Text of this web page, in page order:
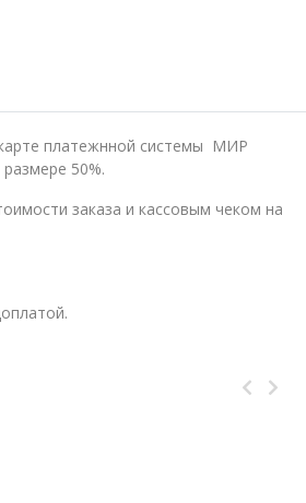
платежнной системы МИР
50%.
заказа и кассовым чеком на